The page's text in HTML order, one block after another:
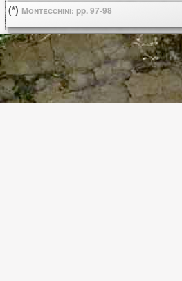
(*) Montecchini: pp. 97-98